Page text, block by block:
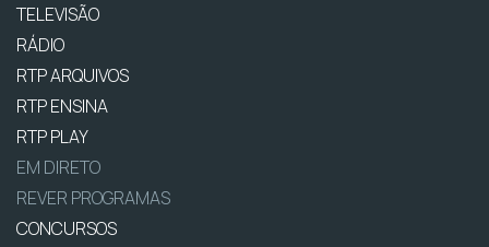
TELEVISÃO
RÁDIO
RTP ARQUIVOS
RTP ENSINA
RTP PLAY
EM DIRETO
REVER PROGRAMAS
CONCURSOS